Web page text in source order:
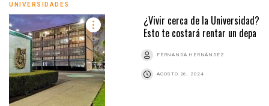
UNIVERSIDADES
¿Vivir cerca de la Universidad?
Esto te costará rentar un depa
FERNANDA HERNÁNDEZ
AGOSTO 26, 2024